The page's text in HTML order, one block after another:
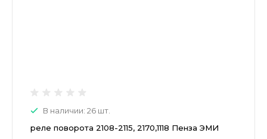
В наличии: 26 шт.
реле поворота 2108-2115, 2170,1118 Пенза ЭМИ